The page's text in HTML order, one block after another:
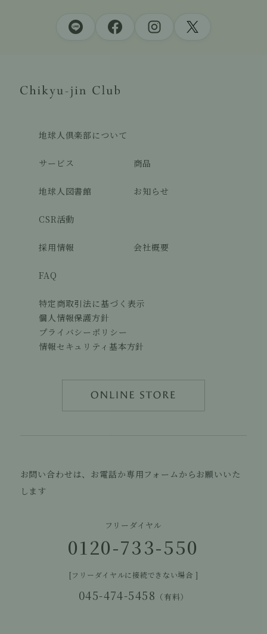
地球人倶楽部について
サービス 商品
地球人図書館 お知らせ
CSR活動
採用情報 会社概要
FAQ
特定商取引法に基づく表示
個人情報保護方針
プライバシーポリシー
情報セキュリティ基本方針
お問い合わせは、お電話か専用フォームからお願いいた
します
フリーダイヤル
0120-733-550
[フリーダイヤルに接続できない場合 ]
045-474-5458 （有料）